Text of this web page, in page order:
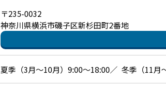
〒235-0032
神奈川県横浜市磯子区新杉田町2番地
夏季（3月～10月）9:00～18:00／ 冬季（11月